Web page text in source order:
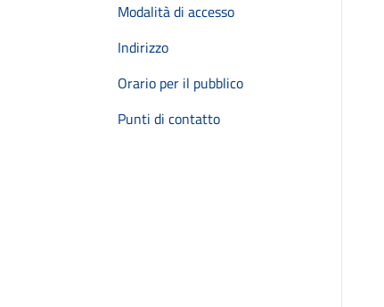
Modalità di accesso
Indirizzo
Orario per il pubblico
Punti di contatto